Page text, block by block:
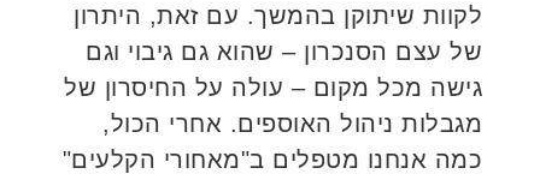
לקוות שיתוקן בהמשך. עם זאת, היתרון
של עצם הסנכרון – שהוא גם גיבוי וגם
גישה מכל מקום – עולה על החיסרון של
מגבלות ניהול האוספים. אחרי הכול,
כמה אנחנו מטפלים ב"מאחורי הקלעים"